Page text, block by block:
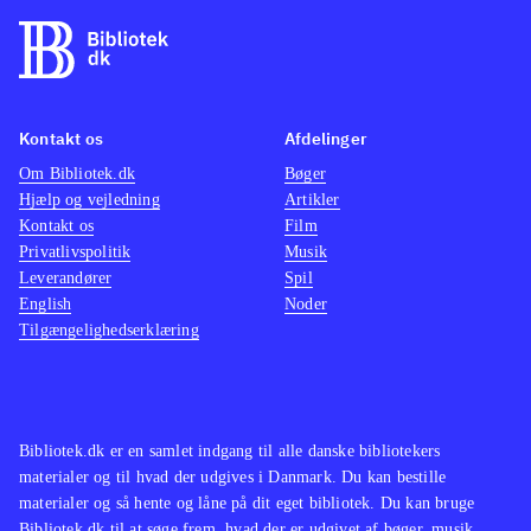
mange måder om "Tekken"-spillene,
og er et kvalificeret alternativ
denne legendariske PS2 klassiker i
visuel forbedret udgave eller om man
er helt grøn, er spiloplevelsen i top,
og der er flere timers underholdning i
kamp med sine venner eller one-
player
Bibliotek.dk er en samlet indgang til alle danske bibliotekers
materialer og til hvad der udgives i Danmark. Du kan bestille
materialer og så hente og låne på dit eget bibliotek. Du kan bruge
Kontakt os
Om Bibliotek.dk
Hjælp og vejledning
Kontakt os
Privatlivspolitik
Leverandører
English
Tilgængelighedserklæring
Afdelinger
Bøger
Artikler
Film
Musik
Spil
Noder